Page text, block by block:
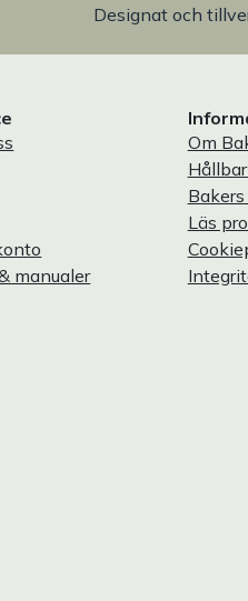
Designat och
manualer
Om
Läs